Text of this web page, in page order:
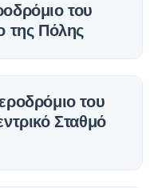
του
της Πόλης
του
Σταθμό